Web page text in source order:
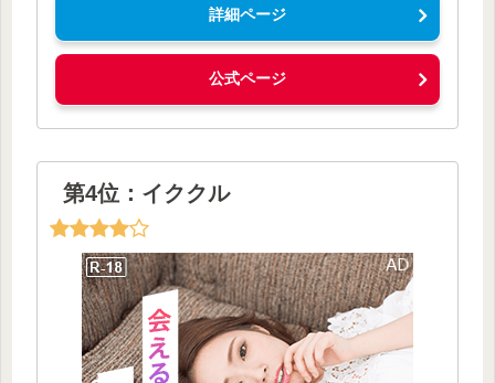
詳細ページ
公式ページ
第4位：イククル